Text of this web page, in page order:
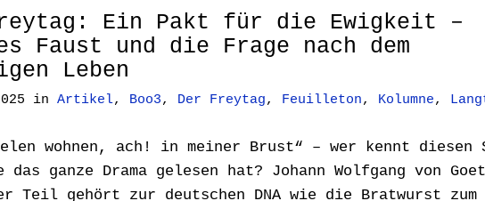
Ein Pakt für die Ewigkeit –
Faust und die Frage nach dem
Leben
in Artikel, Boo3, Der Freytag, Feuilleton, Kolumne,
wohnen, ach! in meiner Brust“ – wer kennt diesen
ganze Drama gelesen hat? Johann Wolfgang von
Teil gehört zur deutschen DNA wie die Bratwurst zum